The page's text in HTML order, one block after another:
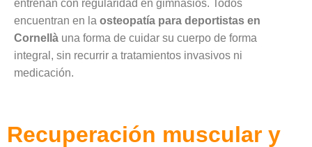
entrenan con regularidad en gimnasios. Todos
encuentran en la osteopatía para deportistas en
Cornellà una forma de cuidar su cuerpo de forma
integral, sin recurrir a tratamientos invasivos ni
medicación.
Recuperación muscular y